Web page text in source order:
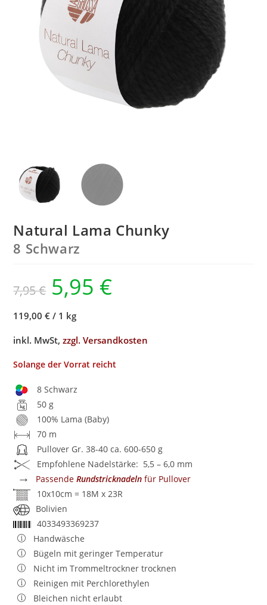
Natural Lama Chunky
8 Schwarz
7,95€ 5,95 €
119,00 € / 1 kg
inkl. MwSt,zzgl. Versandkosten
Solange der Vorrat reicht
8 Schwarz
50 g
100% Lama (Baby)
70 m
Pullover Gr. 38-40 ca. 600-650 g
Empfohlene Nadelstärke: 5,5 – 6,0 mm
→ PassendeRundstricknadeln für Pullover
10x10cm = 18M x 23R
Bolivien
4033493369237
Handwäsche
Bügeln mit geringer Temperatur
Nicht im Trommeltrockner trocknen
Reinigen mit Perchlorethylen
Bleichen nicht erlaubt